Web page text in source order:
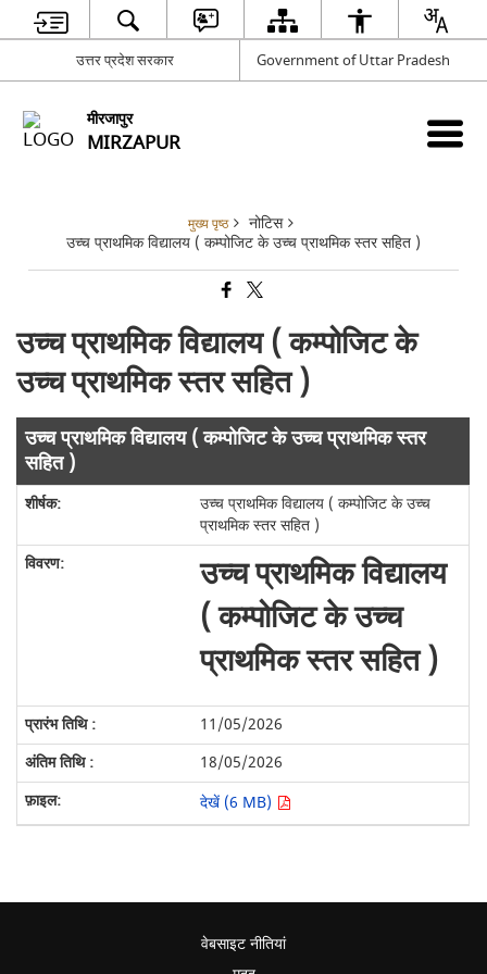
उत्तर प्रदेश सरकार Government of Uttar Pradesh
मीरजापुर
MIRZAPUR
मुख्य पृष्ठ
नोटिस
उच्च प्राथमिक विद्यालय ( कम्पोजिट के उच्च प्राथमिक स्तर सहित )
उच्च प्राथमिक विद्यालय ( कम्पोजिट के
उच्च प्राथमिक स्तर सहित )
उच्च प्राथमिक विद्यालय ( कम्पोजिट के उच्च प्राथमिक स्तर
सहित )
उच्च प्राथमिक विद्यालय ( कम्पोजिट के उच्च
प्राथमिक स्तर सहित )
उच्च प्राथमिक विद्यालय
( कम्पोजिट के उच्च
प्राथमिक स्तर सहित )
11/05/2026
18/05/2026
देखें (6 MB)
वेबसाइट नीतियां